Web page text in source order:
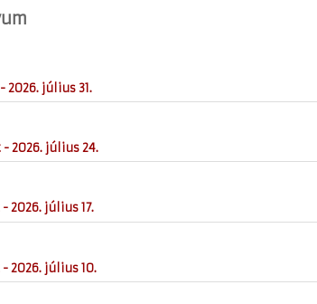
2026. július 31.
- 2026. július 24.
2026. július 17.
- 2026. július 10.